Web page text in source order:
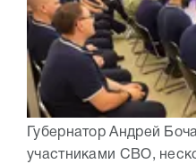
Губернатор Андрей
участниками СВО,